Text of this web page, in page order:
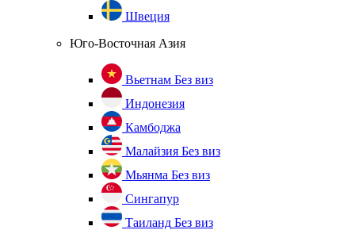
Швеция
Юго-Восточная Азия
Вьетнам Без виз
Индонезия
Камбоджа
Малайзия Без виз
Мьянма Без виз
Сингапур
Таиланд Без виз